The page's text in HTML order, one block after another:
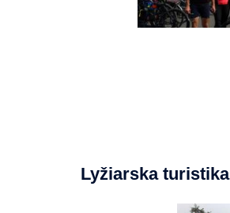
Lyžiarska turistika